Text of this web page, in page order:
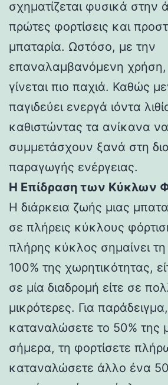
σχηματίζεται φυσικά στην
πρώτες φορτίσεις και
μπαταρία. Ωστόσο, με την
επαναλαμβανόμενη
γίνεται πιο παχιά. Καθώς
παγιδεύει ενεργά ιόντα
καθιστώντας τα ανίκανα να
συμμετάσχουν ξανά στη
παραγωγής ενέργειας.
Η Επίδραση των Κύκλων
Η διάρκεια ζωής μιας
σε πλήρεις κύκλους
πλήρης κύκλος σημαίνει
100% της χωρητικότητας,
σε μία διαδρομή είτε σε
μικρότερες. Για
καταναλώσετε το 50% της
σήμερα, τη φορτίσετε
καταναλώσετε άλλο ένα